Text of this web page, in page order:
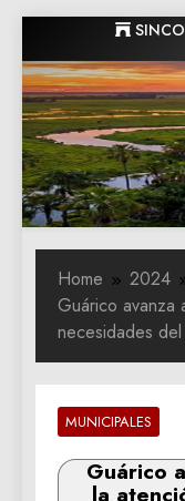
to
content
SINCO
Home 2024
Guárico avanza
necesidades
MUNICIPALES
Guárico
la